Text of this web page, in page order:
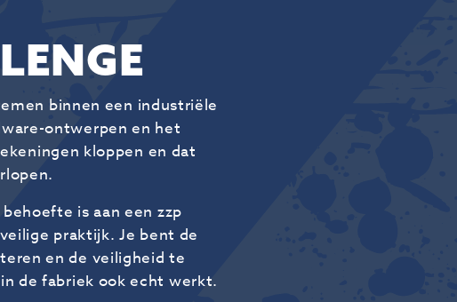
binnen een industriële
ontwerpen en het
kloppen en dat
is aan een zzp
praktijk. Je bent de
en de veiligheid te
de fabriek ook echt werkt.